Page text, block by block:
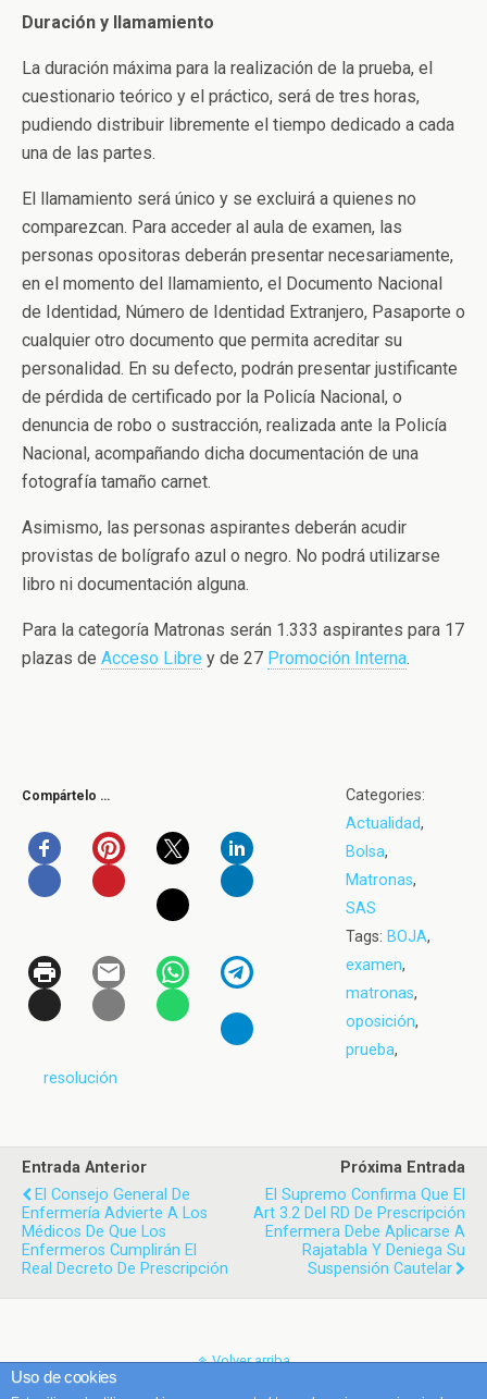
Duración y llamamiento
La duración máxima para la realización de la prueba, el
cuestionario teórico y el práctico, será de tres horas,
pudiendo distribuir libremente el tiempo dedicado a cada
una de las partes.
El llamamiento será único y se excluirá a quienes no
comparezcan. Para acceder al aula de examen, las
personas opositoras deberán presentar necesariamente,
en el momento del llamamiento, el Documento Nacional
de Identidad, Número de Identidad Extranjero, Pasaporte o
cualquier otro documento que permita acreditar su
personalidad. En su defecto, podrán presentar justificante
de pérdida de certificado por la Policía Nacional, o
denuncia de robo o sustracción, realizada ante la Policía
Nacional, acompañando dicha documentación de una
fotografía tamaño carnet.
Asimismo, las personas aspirantes deberán acudir
provistas de bolígrafo azul o negro. No podrá utilizarse
libro ni documentación alguna.
Para la categoría Matronas serán 1.333 aspirantes para 17
plazas de Acceso Libre y de 27 Promoción Interna.
Compártelo …
Categories:
Actualidad,
Bolsa,
Matronas,
SAS
Tags: BOJA,
examen,
matronas,
oposición,
prueba,
resolución
Entrada Anterior
El Consejo General De
Enfermería Advierte A Los
Médicos De Que Los
Enfermeros Cumplirán El
Real Decreto De Prescripción
Próxima Entrada
El Supremo Confirma Que El
Art 3.2 Del RD De Prescripción
Enfermera Debe Aplicarse A
Rajatabla Y Deniega Su
Suspensión Cautelar
Volver arriba
Uso de cookies